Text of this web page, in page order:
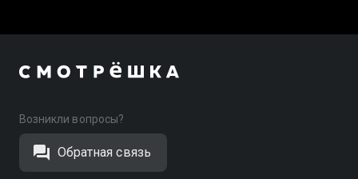
Возникли вопросы?
Обратная связь